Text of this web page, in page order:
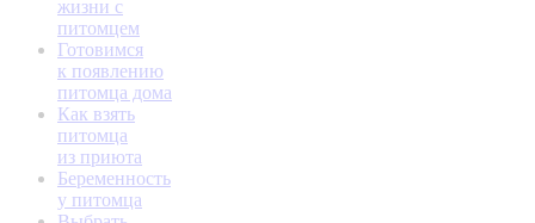
жизни с
питомцем
Готовимся
к появлению
питомца дома
Как взять
питомца
из приюта
Беременность
у питомца